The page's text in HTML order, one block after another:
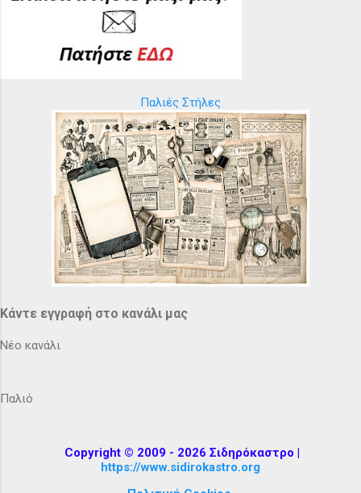
Παλιές Στήλες
Κάντε εγγραφή στο κανάλι μας
Νέο κανάλι
Παλιό
Copyright © 2009 - 2026 Σιδηρόκαστρο |
https://www.sidirokastro.org